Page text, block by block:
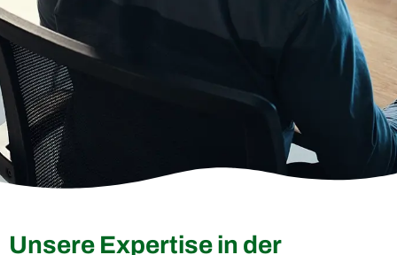
Unsere Expertise in der